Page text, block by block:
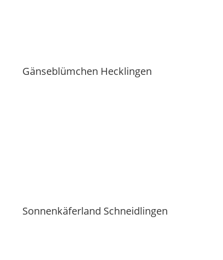
Gänseblümchen Hecklingen
Sonnenkäferland Schneidlingen